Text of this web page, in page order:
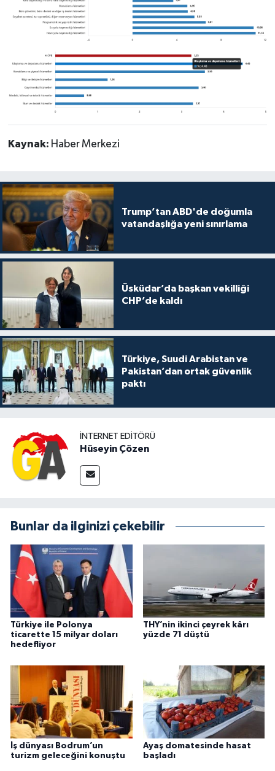
Kaynak: Haber Merkezi
Trump’tan ABD'de doğumla
vatandaşlığa yeni sınırlama
Üsküdar’da başkan vekilliği
CHP’de kaldı
Türkiye, Suudi Arabistan ve
Pakistan’dan ortak güvenlik
paktı
İNTERNET EDITÖRÜ
Hüseyin Çözen
Bunlar da ilginizi çekebilir
Türkiye ile Polonya
ticarette 15 milyar doları
hedefliyor
THY’nin ikinci çeyrek kârı
yüzde 71 düştü
İş dünyası Bodrum’un
turizm geleceğini konuştu
Ayaş domatesinde hasat
başladı